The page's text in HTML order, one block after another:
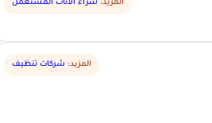
المزيد: شراء الاثاث المستعمل
المزيد: شركات تنظيف